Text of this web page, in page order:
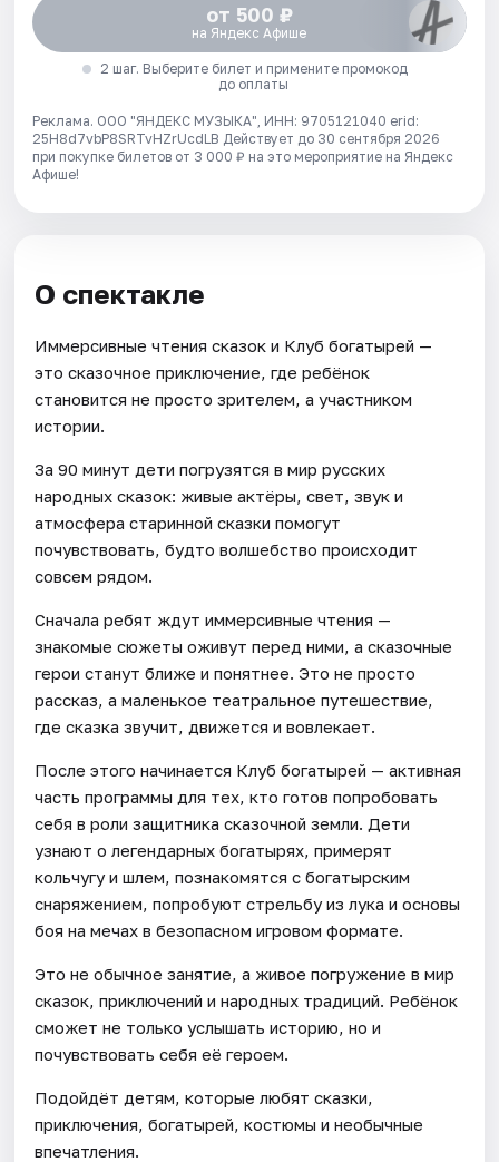
от 500 ₽
на Яндекс Афише
2 шаг. Выберите билет и примените промокод
до оплаты
Реклама. ООО "ЯНДЕКС МУЗЫКА", ИНН: 9705121040 erid:
25H8d7vbP8SRTvHZrUcdLB Действует до 30 сентября 2026
при покупке билетов от 3 000 ₽ на это мероприятие на Яндекс
Афише!
О спектакле
Иммерсивные чтения сказок и Клуб богатырей —
это сказочное приключение, где ребёнок
становится не просто зрителем, а участником
истории.
За 90 минут дети погрузятся в мир русских
народных сказок: живые актёры, свет, звук и
атмосфера старинной сказки помогут
почувствовать, будто волшебство происходит
совсем рядом.
Сначала ребят ждут иммерсивные чтения —
знакомые сюжеты оживут перед ними, а сказочные
герои станут ближе и понятнее. Это не просто
рассказ, а маленькое театральное путешествие,
где сказка звучит, движется и вовлекает.
После этого начинается Клуб богатырей — активная
часть программы для тех, кто готов попробовать
себя в роли защитника сказочной земли. Дети
узнают о легендарных богатырях, примерят
кольчугу и шлем, познакомятся с богатырским
снаряжением, попробуют стрельбу из лука и основы
боя на мечах в безопасном игровом формате.
Это не обычное занятие, а живое погружение в мир
сказок, приключений и народных традиций. Ребёнок
сможет не только услышать историю, но и
почувствовать себя её героем.
Подойдёт детям, которые любят сказки,
приключения, богатырей, костюмы и необычные
впечатления.